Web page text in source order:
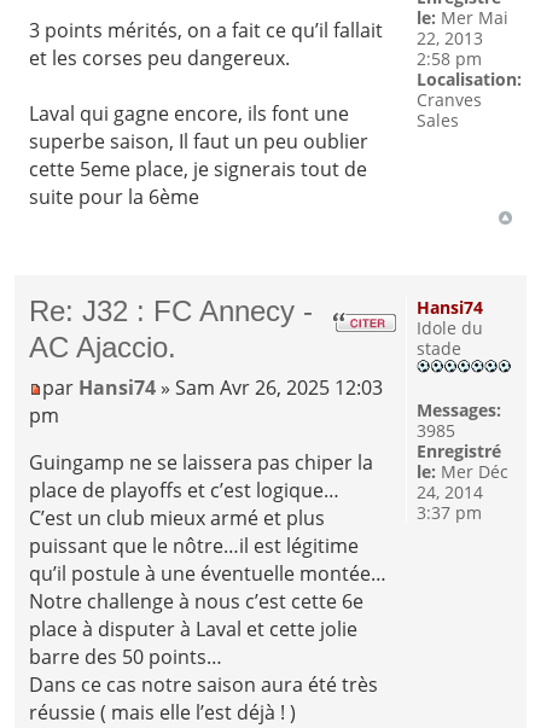
3 points mérités, on a fait ce qu’il fallait
et les corses peu dangereux.
Laval qui gagne encore, ils font une
superbe saison, Il faut un peu oublier
cette 5eme place, je signerais tout de
suite pour la 6ème
le: Mer Mai
22, 2013
2:58 pm
Localisation:
Cranves
Sales
Re: J32 : FC Annecy -
AC Ajaccio.
par Hansi74 » Sam Avr 26, 2025 12:03
pm
Guingamp ne se laissera pas chiper la
place de playoffs et c’est logique…
C’est un club mieux armé et plus
puissant que le nôtre…il est légitime
qu’il postule à une éventuelle montée…
Notre challenge à nous c’est cette 6e
place à disputer à Laval et cette jolie
barre des 50 points…
Dans ce cas notre saison aura été très
réussie ( mais elle l’est déjà ! )
Hansi74
Idole du
stade
Messages:
3985
Enregistré
le: Mer Déc
24, 2014
3:37 pm